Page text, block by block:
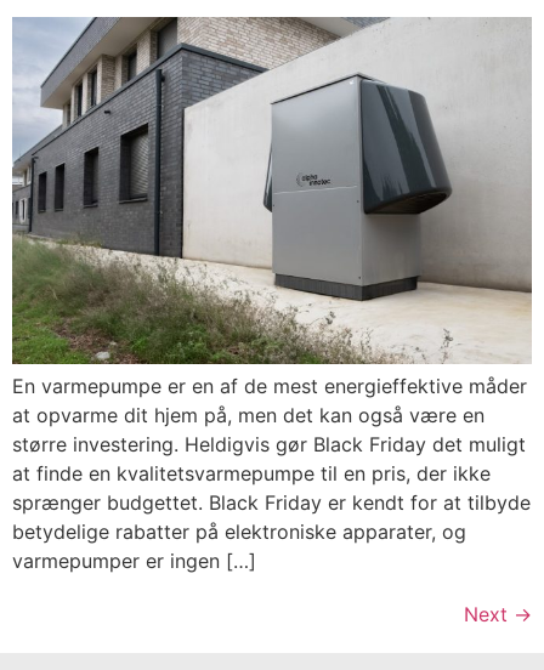
En varmepumpe er en af de mest energieffektive måder
at opvarme dit hjem på, men det kan også være en
større investering. Heldigvis gør Black Friday det muligt
at finde en kvalitetsvarmepumpe til en pris, der ikke
sprænger budgettet. Black Friday er kendt for at tilbyde
betydelige rabatter på elektroniske apparater, og
varmepumper er ingen […]
Next →